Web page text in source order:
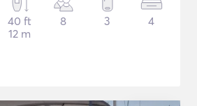
40 ft
12 m
8 3 4